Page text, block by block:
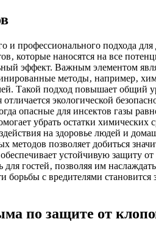
и профессионального подхода
которые наносятся на все
эффект. Важным элементом
методы‚ например‚
Такой подход повышает общий
экологической
опасные для инсектов газы
убрать остатки
на здоровье людей и
позволяет добиться
устойчивую защиту
для гостей‚ позволяя им
с вредителями
по защите от